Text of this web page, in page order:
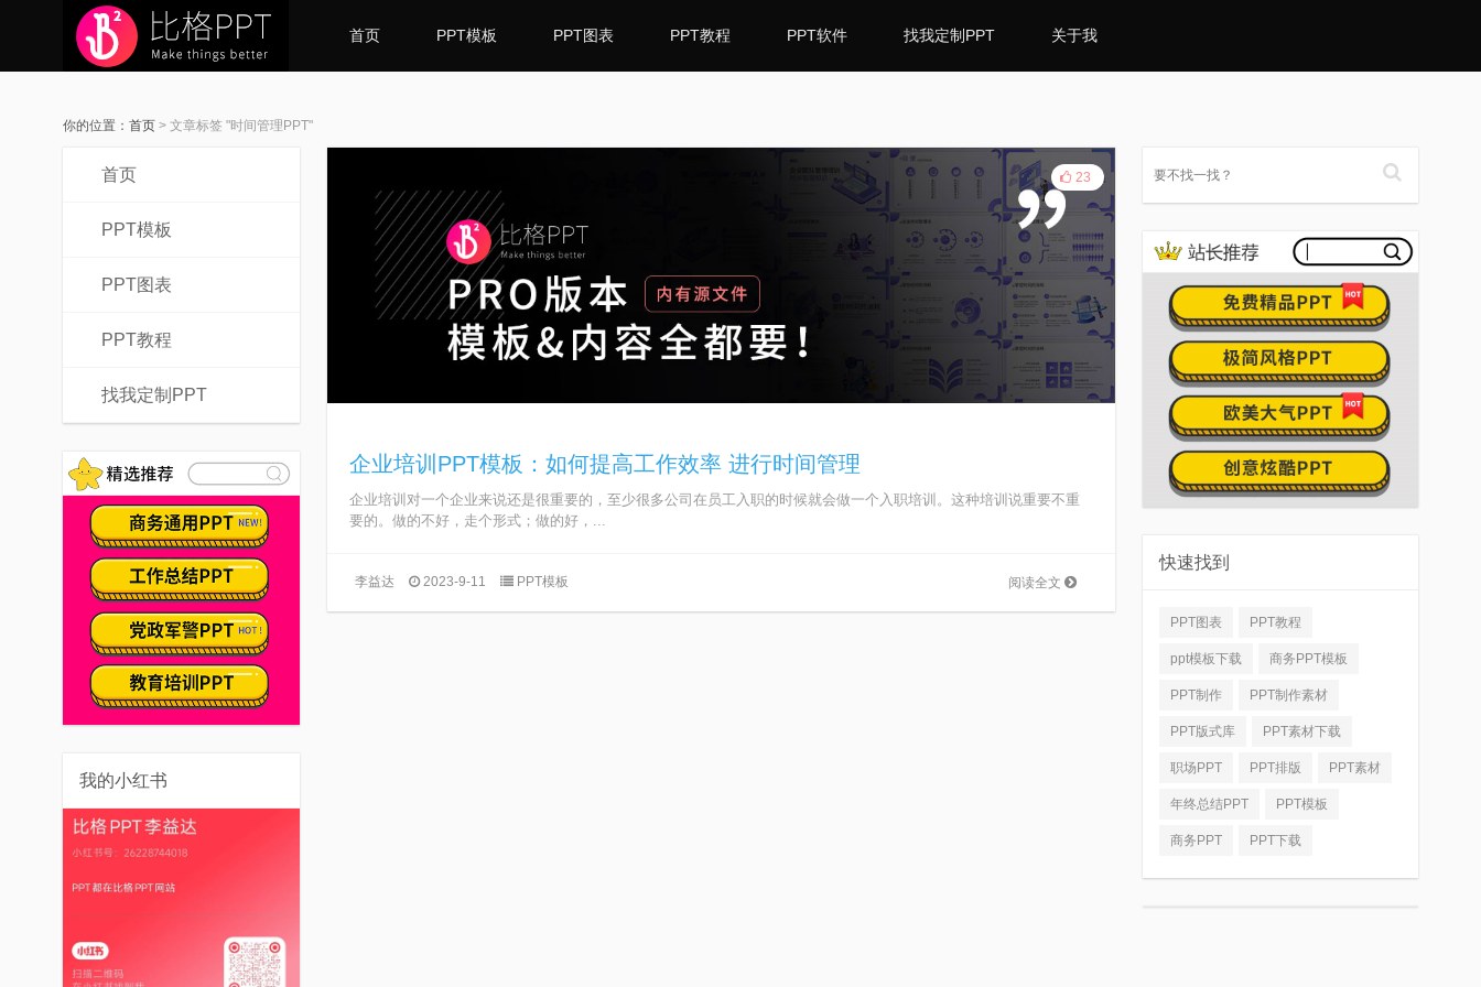
首页 PPT模板 PPT图表 PPT教程 PPT软件 找我定制PPT 关于我
你的位置： 首页 > 文章标签 "时间管理PPT"
首页
PPT模板
PPT图表
PPT教程
找我定制PPT
我的小红书
23
企业培训PPT模板：如何提高工作效率 进行时间管理
企业培训对一个企业来说还是很重要的，至少很多公司在员工入职的时候就会做一个入职培训。这种培训说重要不重
要的。做的不好，走个形式；做的好，...
阅读全文
李益达 2023-9-11 PPT模板
快速找到
PPT图表 PPT教程
ppt模板下载 商务PPT模板
PPT制作 PPT制作素材
PPT版式库 PPT素材下载
职场PPT PPT排版 PPT素材
年终总结PPT PPT模板
商务PPT PPT下载